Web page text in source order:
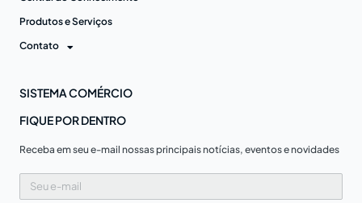
Produtos e Serviços
Contato
SISTEMA COMÉRCIO
FIQUE POR DENTRO
Receba em seu e-mail nossas principais notícias, eventos e novidades
Seu